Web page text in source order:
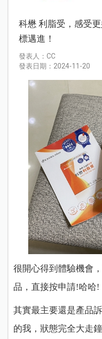
科懋 利脂受，感受
標邁進！
發表人：CC
發表日期：2024-11-20
很開心得到體驗機會
品，直接按申請!哈哈!
其實最主要還是產品
的我，狀態完全大走